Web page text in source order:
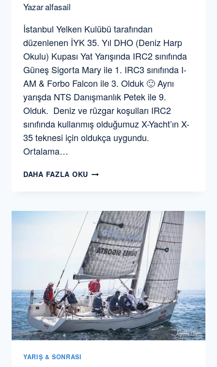
Yazaralfasail
İstanbul Yelken Kulübü tarafından
düzenlenen İYK 35. Yıl DHO (Deniz Harp
Okulu) Kupası Yat Yarışında IRC2 sınıfında
Güneş Sigorta Mary ile 1. IRC3 sınıfında I-
AM & Forbo Falcon ile 3. Olduk 🙂 Aynı
yarışda NTS Danışmanlık Petek ile 9.
Olduk. Deniz ve rüzgar koşulları IRC2
sınıfında kullanmış olduğumuz X-Yacht’ın X-
35 teknesi için oldukça uygundu.
Ortalama…
DAHA FAZLA OKU İYK
KUPASI
YAT
YARIŞINDA
IRC2
SINIFINDA
BIRINCI
OLDUK
YARIŞ & SONRASI